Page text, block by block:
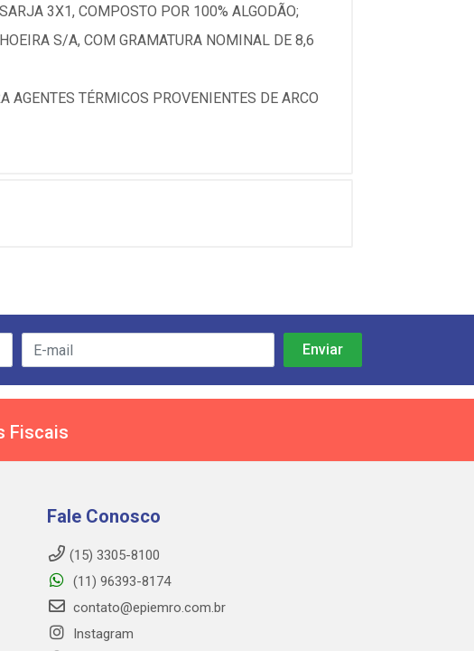
3X1, COMPOSTO POR 100% ALGODÃO;
S/A, COM GRAMATURA NOMINAL DE 8,6
AGENTES TÉRMICOS PROVENIENTES DE ARCO
Fiscais
Fale Conosco
(15) 3305-8100
(11) 96393-8174
contato@epiemro.com.br
Instagram